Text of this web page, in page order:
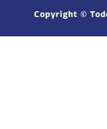
Copyright ©